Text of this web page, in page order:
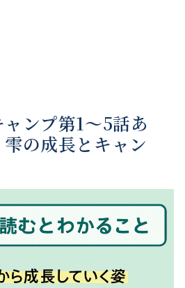
ンプ第1〜5話あ
の成長とキャン